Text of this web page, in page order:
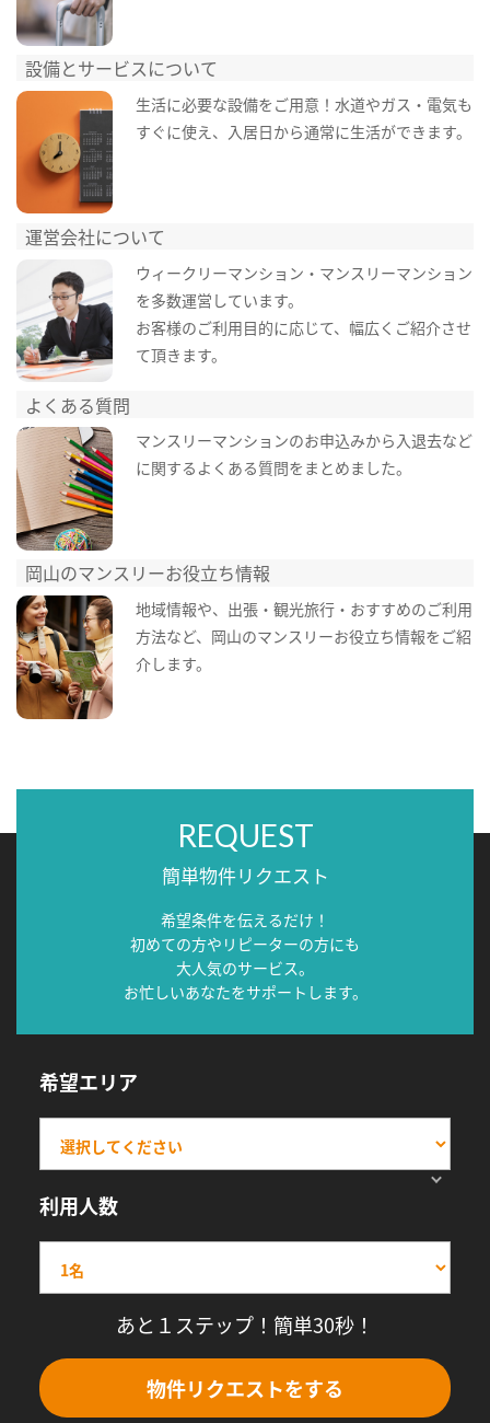
設備とサービスについて
生活に必要な設備をご用意！水道やガス・電気も
すぐに使え、入居日から通常に生活ができます。
運営会社について
ウィークリーマンション・マンスリーマンション
を多数運営しています。
お客様のご利用目的に応じて、幅広くご紹介させ
て頂きます。
よくある質問
マンスリーマンションのお申込みから入退去など
に関するよくある質問をまとめました。
岡山のマンスリーお役立ち情報
地域情報や、出張・観光旅行・おすすめのご利用
方法など、岡山のマンスリーお役立ち情報をご紹
介します。
REQUEST
簡単物件リクエスト
希望条件を伝えるだけ！
初めての方やリピーターの方にも
大人気のサービス。
お忙しいあなたをサポートします。
希望エリア
利用人数
あと１ステップ！簡単30秒！
物件リクエストをする